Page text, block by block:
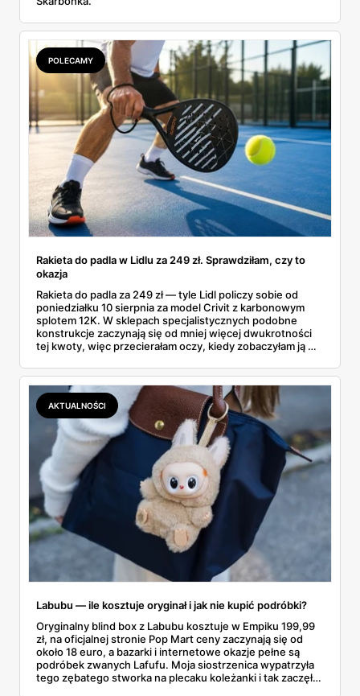
POLECAMY
Rakieta do padla w Lidlu za 249 zł. Sprawdziłam, czy to
okazja
Rakieta do padla za 249 zł — tyle Lidl policzy sobie od
poniedziałku 10 sierpnia za model Crivit z karbonowym
splotem 12K. W sklepach specjalistycznych podobne
konstrukcje zaczynają się od mniej więcej dwukrotności
tej kwoty, więc przecierałam oczy, kiedy zobaczyłam ją w
najszybciej rosnący sport w Polsce: kortów przybywa
lawinowo, a chętnych jeszcze szybciej. Sprawdziłam, co
dokładnie dostajemy za te pieniądze i komu taka rakieta
faktycznie wystarczy.
AKTUALNOŚCI
Labubu — ile kosztuje oryginał i jak nie kupić podróbki?
Oryginalny blind box z Labubu kosztuje w Empiku 199,99
zł, na oficjalnej stronie Pop Mart ceny zaczynają się od
około 18 euro, a bazarki i internetowe okazje pełne są
podróbek zwanych Lafufu. Moja siostrzenica wypatrzyła
tego zębatego stworka na plecaku koleżanki i tak zaczęło